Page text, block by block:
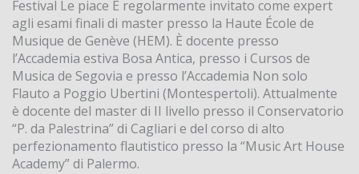
Festival Le piace È regolarmente invitato come expert
agli esami finali di master presso la Haute École de
Musique de Genève (HEM). È docente presso
l’Accademia estiva Bosa Antica, presso i Cursos de
Musica de Segovia e presso l’Accademia Non solo
Flauto a Poggio Ubertini (Montespertoli). Attualmente
è docente del master di II livello presso il Conservatorio
“P. da Palestrina” di Cagliari e del corso di alto
perfezionamento flautistico presso la “Music Art House
Academy” di Palermo.